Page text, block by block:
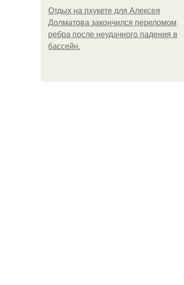
Отдых на пхукете для Алексея
Долматова закончился переломом
ребра после неудачного падения в
бассейн.